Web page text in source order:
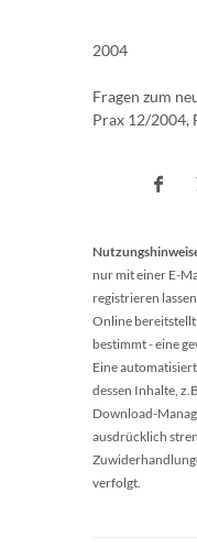
2004
Fragen zum
Prax 12/2004,
nur mit einer E-
registrieren
Online
bestimmt - eine
Eine
dessen Inhalte,
Download-
ausdrücklich
verfolgt.